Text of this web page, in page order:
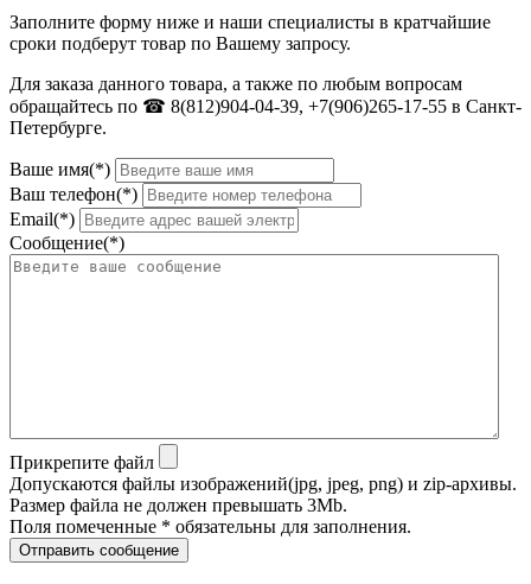
Заполните форму ниже и наши специалисты в кратчайшие
сроки подберут товар по Вашему запросу.
Для заказа данного товара, а также по любым вопросам
обращайтесь по ☎ 8(812)904-04-39, +7(906)265-17-55 в Санкт-
Петербурге.
Ваше имя(*)
Ваш телефон(*)
Email(*)
Сообщение(*)
Прикрепите файл
Допускаются файлы изображений(jpg, jpeg, png) и zip-архивы.
Размер файла не должен превышать 3Mb.
Поля помеченные * обязательны для заполнения.
Отправить сообщение